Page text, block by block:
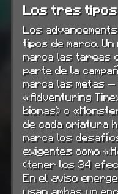
Los tres tipos
Los
tipos de marco.
marca las tareas
parte de la
marca las metas
«Adventuring
biomas) o
de cada criatura
marca los
exigentes como
(tener los 34
En el aviso
usan ambas un